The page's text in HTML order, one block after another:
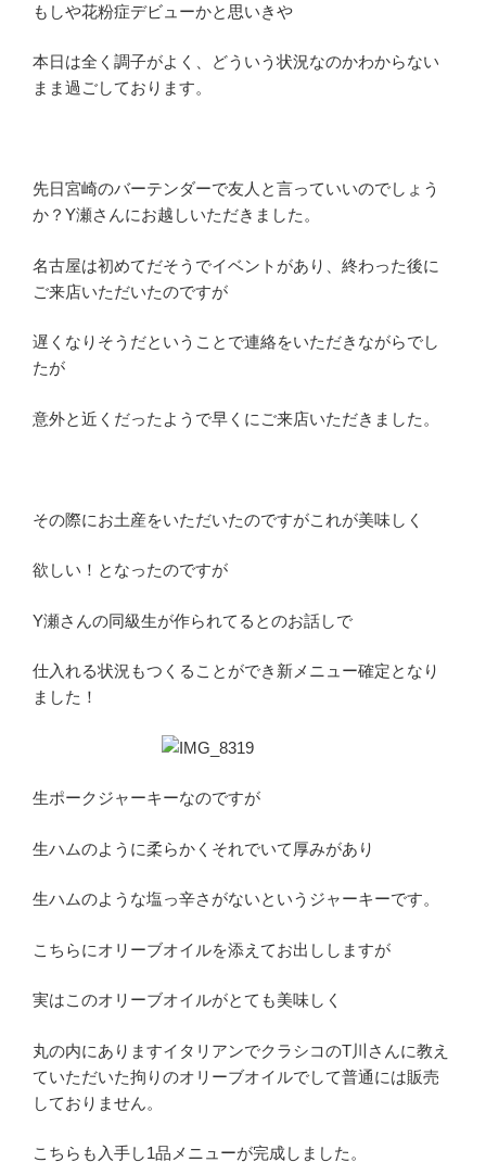
もしや花粉症デビューかと思いきや
本日は全く調子がよく、どういう状況なのかわからない
まま過ごしております。
先日宮崎のバーテンダーで友人と言っていいのでしょう
か？Y瀬さんにお越しいただきました。
名古屋は初めてだそうでイベントがあり、終わった後に
ご来店いただいたのですが
遅くなりそうだということで連絡をいただきながらでし
たが
意外と近くだったようで早くにご来店いただきました。
その際にお土産をいただいたのですがこれが美味しく
欲しい！となったのですが
Y瀬さんの同級生が作られてるとのお話しで
仕入れる状況もつくることができ新メニュー確定となり
ました！
生ポークジャーキーなのですが
生ハムのように柔らかくそれでいて厚みがあり
生ハムのような塩っ辛さがないというジャーキーです。
こちらにオリーブオイルを添えてお出ししますが
実はこのオリーブオイルがとても美味しく
丸の内にありますイタリアンでクラシコのT川さんに教え
ていただいた拘りのオリーブオイルでして普通には販売
しておりません。
こちらも入手し1品メニューが完成しました。